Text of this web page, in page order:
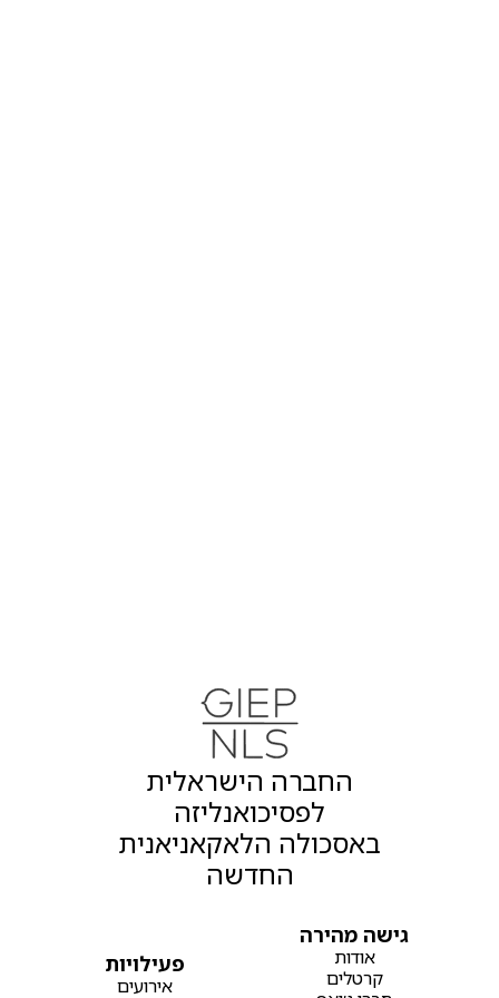
החברה הישראלית
לפסיכואנליזה
באסכולה הלאקאניאנית
החדשה
גישה מהירה
אודות
קרטלים
פעילויות
אירועים